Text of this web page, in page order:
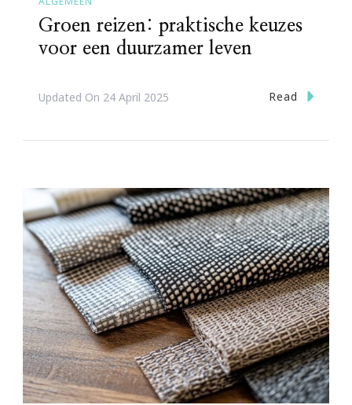
Groen reizen: praktische keuzes
voor een duurzamer leven
Updated On 24 April 2025 Read